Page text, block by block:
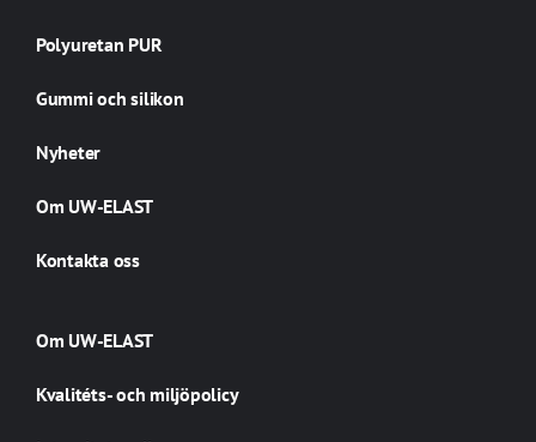
Polyuretan PUR
Gummi och silikon
Nyheter
Om UW-ELAST
Kontakta oss
Om UW-ELAST
Kvalitéts- och miljöpolicy